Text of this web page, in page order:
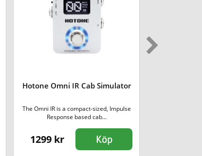
Hotone Omni IR Cab Simulator
The Omni IR is a compact-sized, Impulse
Response based cab...
1299 kr Köp